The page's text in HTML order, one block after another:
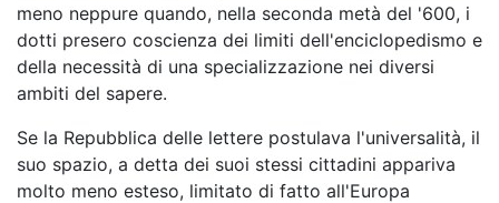
meno neppure quando, nella seconda metà del '600, i
dotti presero coscienza dei limiti dell'enciclopedismo e
della necessità di una specializzazione nei diversi
ambiti del sapere.
Se la Repubblica delle lettere postulava l'universalità, il
suo spazio, a detta dei suoi stessi cittadini appariva
molto meno esteso, limitato di fatto all'Europa